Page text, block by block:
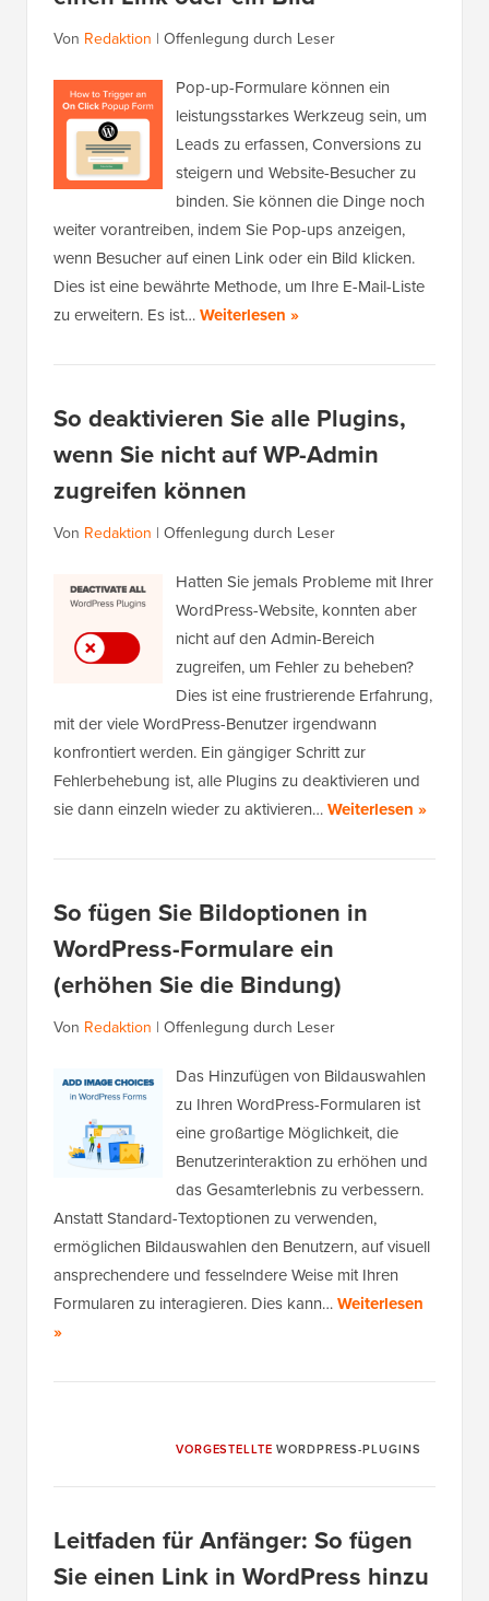
Von Redaktion | Offenlegung durch Leser
Pop-up-Formulare können ein
leistungsstarkes Werkzeug sein, um
Leads zu erfassen, Conversions zu
steigern und Website-Besucher zu
binden. Sie können die Dinge noch
weiter vorantreiben, indem Sie Pop-ups anzeigen,
wenn Besucher auf einen Link oder ein Bild klicken.
Dies ist eine bewährte Methode, um Ihre E-Mail-Liste
zu erweitern. Es ist…Weiterlesen »
So deaktivieren Sie alle Plugins,
wenn Sie nicht auf WP-Admin
zugreifen können
Von Redaktion | Offenlegung durch Leser
Hatten Sie jemals Probleme mit Ihrer
WordPress-Website, konnten aber
nicht auf den Admin-Bereich
zugreifen, um Fehler zu beheben?
Dies ist eine frustrierende Erfahrung,
mit der viele WordPress-Benutzer irgendwann
konfrontiert werden. Ein gängiger Schritt zur
Fehlerbehebung ist, alle Plugins zu deaktivieren und
sie dann einzeln wieder zu aktivieren…Weiterlesen »
So fügen Sie Bildoptionen in
WordPress-Formulare ein
(erhöhen Sie die Bindung)
Von Redaktion | Offenlegung durch Leser
Das Hinzufügen von Bildauswahlen
zu Ihren WordPress-Formularen ist
eine großartige Möglichkeit, die
Benutzerinteraktion zu erhöhen und
das Gesamterlebnis zu verbessern.
Anstatt Standard-Textoptionen zu verwenden,
ermöglichen Bildauswahlen den Benutzern, auf visuell
ansprechendere und fesselndere Weise mit Ihren
Formularen zu interagieren. Dies kann…Weiterlesen
»
VORGESTELLTE WORDPRESS-PLUGINS
Leitfaden für Anfänger: So fügen
Sie einen Link in WordPress hinzu